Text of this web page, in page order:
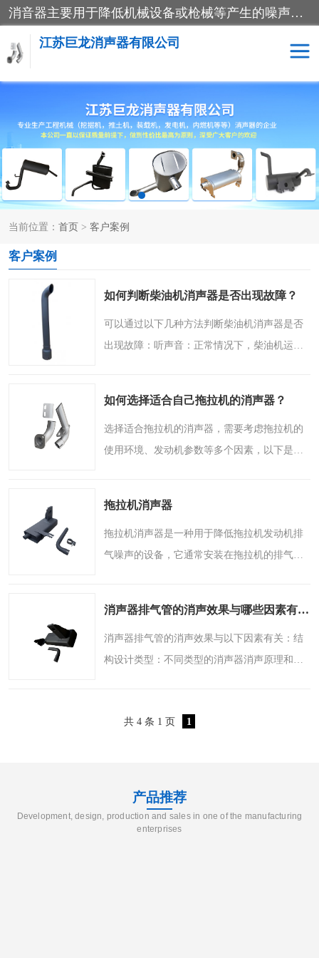
消音器主要用于降低机械设备或枪械等产生的噪声。它通过阻尼或增加排气面积来降低排气速度和功率，从而降低噪声。常见的消音器类型包括阻性消声器、抗性消声器、共振消声器以及阻抗复合式消声器等。这些消音器各有特点，适用于不同频率的噪声消除。
江苏巨龙消声器有限公司
当前位置： 首页 > 客户案例
客户案例
如何判断柴油机消声器是否出现故障？
可以通过以下几种方法判断柴油机消声器是否
出现故障：听声音：正常情况下，柴油机运行
大、发出尖锐的声音..
如何选择适合自己拖拉机的消声器？
选择适合拖拉机的消声器，需要考虑拖拉机的
使用环境、发动机参数等多个因素，以下是一
境作业，对噪音的限制..
拖拉机消声器
拖拉机消声器是一种用于降低拖拉机发动机排
气噪声的设备，它通常安装在拖拉机的排气管
很大，消声器通过阻..
消声器排气管的消声效果与哪些因素有关？
消声器排气管的消声效果与以下因素有关：结
构设计类型：不同类型的消声器消声原理和效
抗性消声器利用声波..
共 4 条 1 页 1
产品推荐
Development, design, production and sales in one of the manufacturing
enterprises
消声器